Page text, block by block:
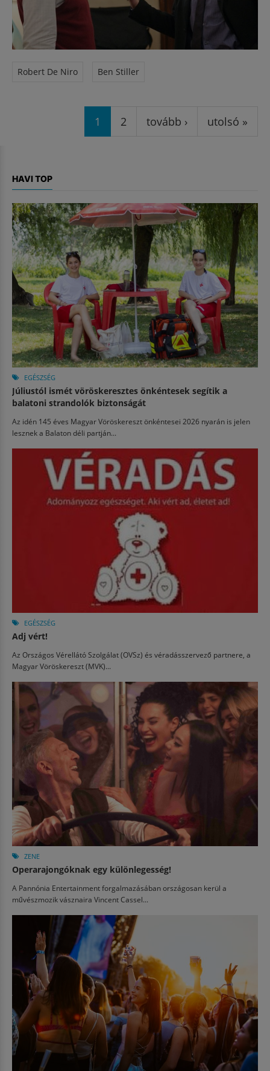
Robert De Niro Ben Stiller
1 2 tovább › utolsó »
HAVI TOP
EGÉSZSÉG
Júliustól ismét vöröskeresztes önkéntesek segítik a
balatoni strandolók biztonságát
Az idén 145 éves Magyar Vöröskereszt önkéntesei 2026 nyarán is jelen
lesznek a Balaton déli partján...
EGÉSZSÉG
Adj vért!
Az Országos Vérellátó Szolgálat (OVSz) és véradásszervező partnere, a
Magyar Vöröskereszt (MVK)...
ZENE
Operarajongóknak egy különlegesség!
A Pannónia Entertainment forgalmazásában országosan kerül a
művészmozik vásznaira Vincent Cassel...